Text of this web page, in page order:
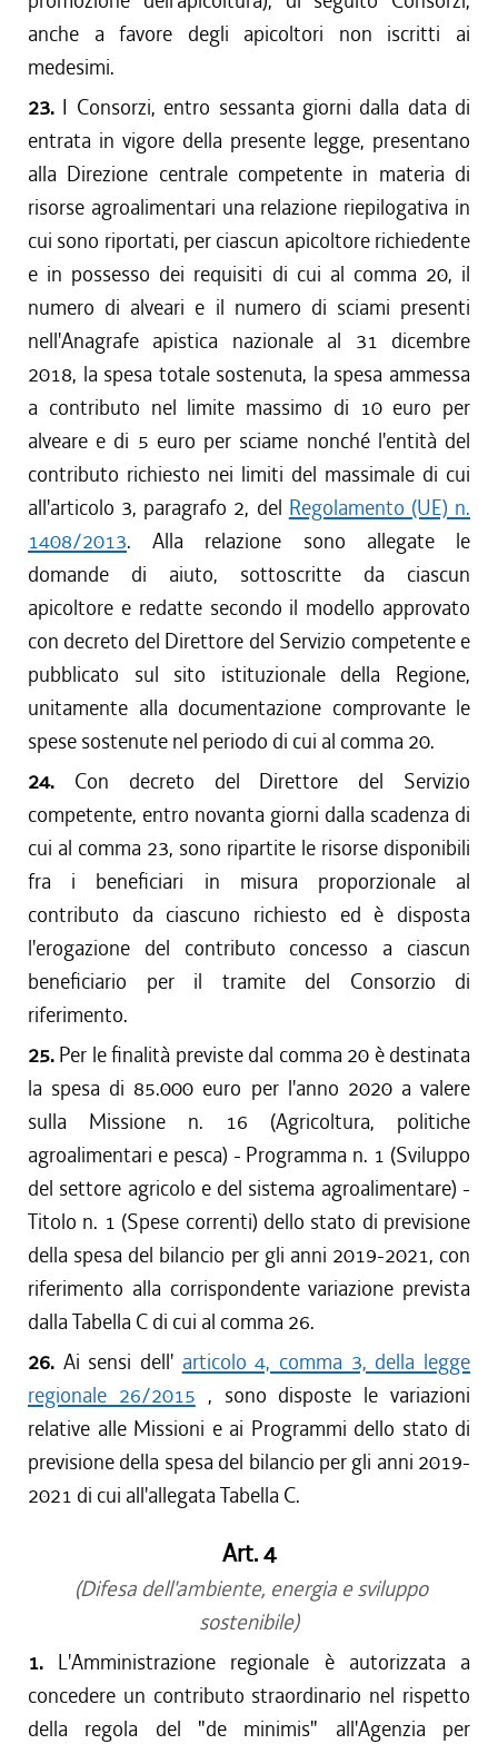
anche a favore degli apicoltori non iscritti ai
medesimi.
23. I Consorzi, entro sessanta giorni dalla data di
entrata in vigore della presente legge, presentano
alla Direzione centrale competente in materia di
risorse agroalimentari una relazione riepilogativa in
cui sono riportati, per ciascun apicoltore richiedente
e in possesso dei requisiti di cui al comma 20, il
numero di alveari e il numero di sciami presenti
nell'Anagrafe apistica nazionale al 31 dicembre
2018, la spesa totale sostenuta, la spesa ammessa
a contributo nel limite massimo di 10 euro per
alveare e di 5 euro per sciame nonché l'entità del
contributo richiesto nei limiti del massimale di cui
all'articolo 3, paragrafo 2, del Regolamento (UE) n.
1408/2013. Alla relazione sono allegate le
domande di aiuto, sottoscritte da ciascun
apicoltore e redatte secondo il modello approvato
con decreto del Direttore del Servizio competente e
pubblicato sul sito istituzionale della Regione,
unitamente alla documentazione comprovante le
spese sostenute nel periodo di cui al comma 20.
24. Con decreto del Direttore del Servizio
competente, entro novanta giorni dalla scadenza di
cui al comma 23, sono ripartite le risorse disponibili
fra i beneficiari in misura proporzionale al
contributo da ciascuno richiesto ed è disposta
l'erogazione del contributo concesso a ciascun
beneficiario per il tramite del Consorzio di
riferimento.
25. Per le finalità previste dal comma 20 è destinata
la spesa di 85.000 euro per l'anno 2020 a valere
sulla Missione n. 16 (Agricoltura, politiche
agroalimentari e pesca) - Programma n. 1 (Sviluppo
del settore agricolo e del sistema agroalimentare) -
Titolo n. 1 (Spese correnti) dello stato di previsione
della spesa del bilancio per gli anni 2019-2021, con
riferimento alla corrispondente variazione prevista
dalla Tabella C di cui al comma 26.
26. Ai sensi dell' articolo 4, comma 3, della legge
regionale 26/2015 , sono disposte le variazioni
relative alle Missioni e ai Programmi dello stato di
previsione della spesa del bilancio per gli anni 2019-
2021 di cui all'allegata Tabella C.
Art. 4
(Difesa dell'ambiente, energia e sviluppo
sostenibile)
1. L'Amministrazione regionale è autorizzata a
concedere un contributo straordinario nel rispetto
della regola del "de minimis" all'Agenzia per